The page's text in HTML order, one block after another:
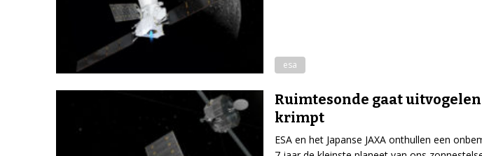
esa
Ruimtesonde gaat
krimpt
ESA en het Japanse JAXA onthullen een